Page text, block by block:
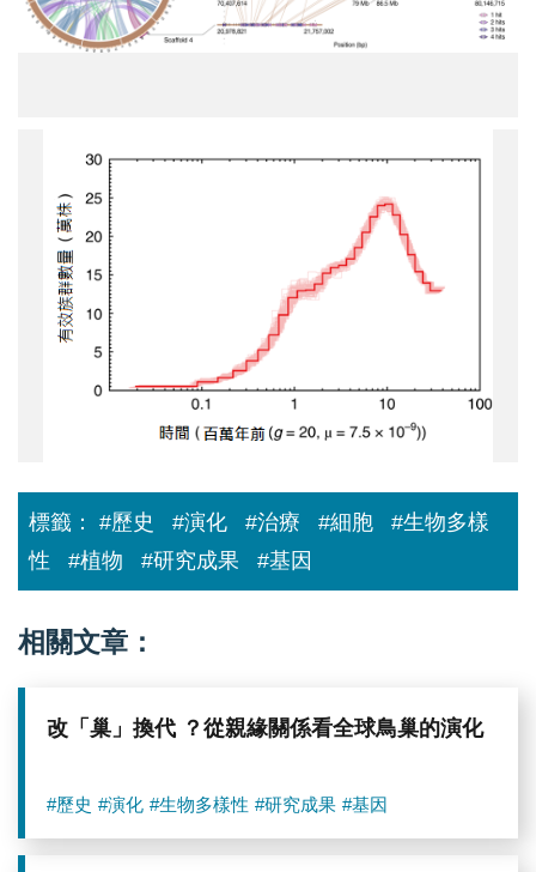
因
體
樟！
族
譜
圖
5
標籤： #歷史 #演化 #治療 #細胞
#生物多樣
性
#植物 #研究成果 #基因
相關文章：
改「巢」換代 ？從親緣關係看全球鳥巢的演化
#歷史 #演化 #生物多樣性 #研究成果 #基因